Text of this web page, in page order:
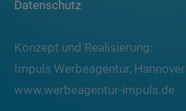
Datenschutz
Konzept und Realisierung:
Impuls Werbeagentur, Hannover
www.werbeagentur-impuls.de